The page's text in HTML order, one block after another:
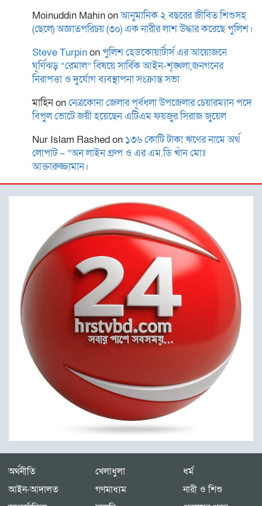
বিদ্যুৎস্পৃষ্টে প্রাণ গেল দুই
কিশোরের
রোটারী ক্লাব অব কুমিল্লা রয়েলের
আছিয়া গণি বালিকা উচ্চ
বিদ্যালয়ে বৃক্ষরোপন ও বিতরণ
Moinuddin Mahinonআনুমানিক ২ বছরের জীবিত শিশুসহ
(ছেলে) অজ্ঞাতপরিচয় (৩০) এক নারীর লাশ উদ্ধার করেছে পুলিশ।
Steve Turpinonপুলিশ হেডকোয়ার্টার্স এর আয়োজনে
ঘূর্ণিঝড় “রেমাল” বিষয়ে সার্বিক আইন-শৃঙ্খলা,জনগনের
নিরাপত্তা ও দুর্যোগ ব্যবস্থাপনা সংক্রান্ত সভা
মাহিনonনেত্রকোনা জেলার পূর্বধলা উপজেলার চেয়ারম্যান পদে
বিপুল ভোটে জয়ী হয়েছেন এটিএম ফয়জুর সিরাজ জুয়েল
Nur Islam Rashedon ১৩৬ কোটি টাকা ঋণের নামে অর্থ
লোপাট – “অন লাইন গ্রুপ ও এর এম.ডি খাঁন মোঃ
আক্তারুজ্জামান।
অর্থনীতি
আইন-আদালত
খেলাধুলা
গণমাধ্যম
ধর্ম
নারী ও শিশু